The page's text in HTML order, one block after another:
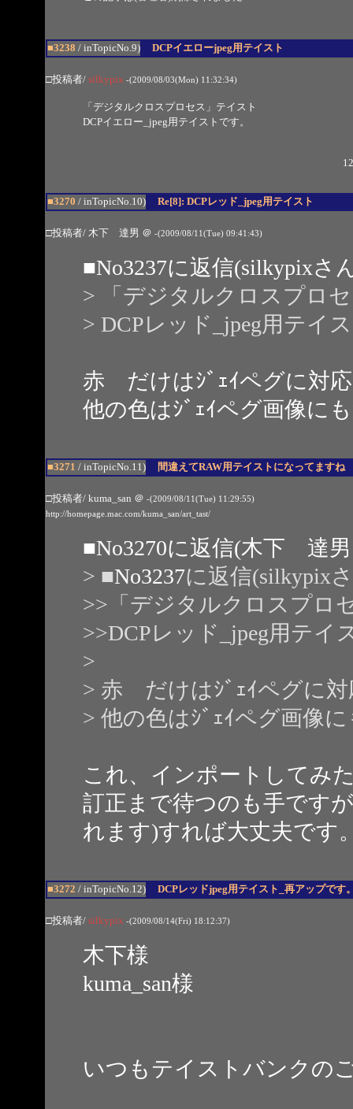
■3238 / inTopicNo.9) DCPイエローjpeg用テイスト
□投稿者/ silkypix -(2009/08/03(Mon) 11:32:34)
「デジタルクロスプロセス」テイスト
DCPイエロー_jpeg用テイストです。
■3270 / inTopicNo.10) Re[8]: DCPレッド_jpeg用テイスト
□投稿者/ 木下 達男 ＠ -(2009/08/11(Tue) 09:41:43)
■No3237に返信(silkypixさ
> 「デジタルクロスプロ
> DCPレッド_jpeg用テイ
赤 だけはｼﾞｪｲペグに対
他の色はｼﾞｪｲペグ画像に
■3271 / inTopicNo.11) 間違えてRAW用テイストになってますね
□投稿者/ kuma_san ＠ -(2009/08/11(Tue) 11:29:55)
http://homepage.mac.com/kuma_san/art_tast/
■No3270に返信(木下 達
> ■No3237に返信(silkypix
>>「デジタルクロスプロ
>>DCPレッド_jpeg用テイ
>
> 赤 だけはｼﾞｪｲペグに
> 他の色はｼﾞｪｲペグ画像
これ、インポートしてみ
訂正まで待つのも手です
れます)すれば大丈夫です
■3272 / inTopicNo.12) DCPレッドjpeg用テイスト_再アップです
□投稿者/ silkypix -(2009/08/14(Fri) 18:12:37)
木下様
kuma_san様
いつもテイストバンクの